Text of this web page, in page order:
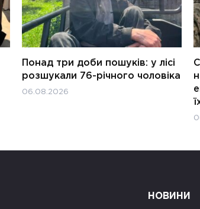
Понад три доби пошуків: у лісі
розшукали 76-річного чоловіка
06.08.2026
НОВИНИ